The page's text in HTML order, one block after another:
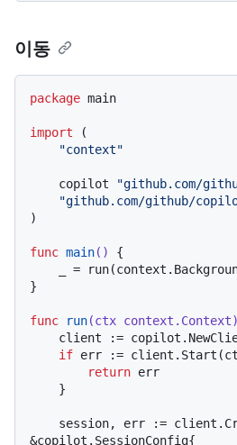
이동
package main
import (
"context"
    copilot
"github.com/
"github.com/github/
)
func main()
{
}
func run(ctx context.Context)
client :=
if err :=
return err
&copilot.SessionConfig{